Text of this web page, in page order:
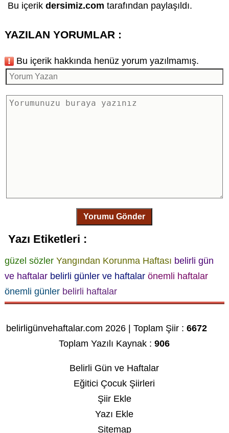
Bu içerik dersimiz.com tarafından paylaşıldı.
YAZILAN YORUMLAR :
Bu içerik hakkında henüz yorum yazılmamış.
Yorumu Gönder
Yazı Etiketleri :
güzel sözler Yangından Korunma Haftası belirli gün
ve haftalar belirli günler ve haftalar önemli haftalar
önemli günler belirli haftalar
belirligünvehaftalar.com 2026 | Toplam Şiir :6672
Toplam Yazılı Kaynak :906
Belirli Gün ve Haftalar
Eğitici Çocuk Şiirleri
Şiir Ekle
Yazı Ekle
Sitemap